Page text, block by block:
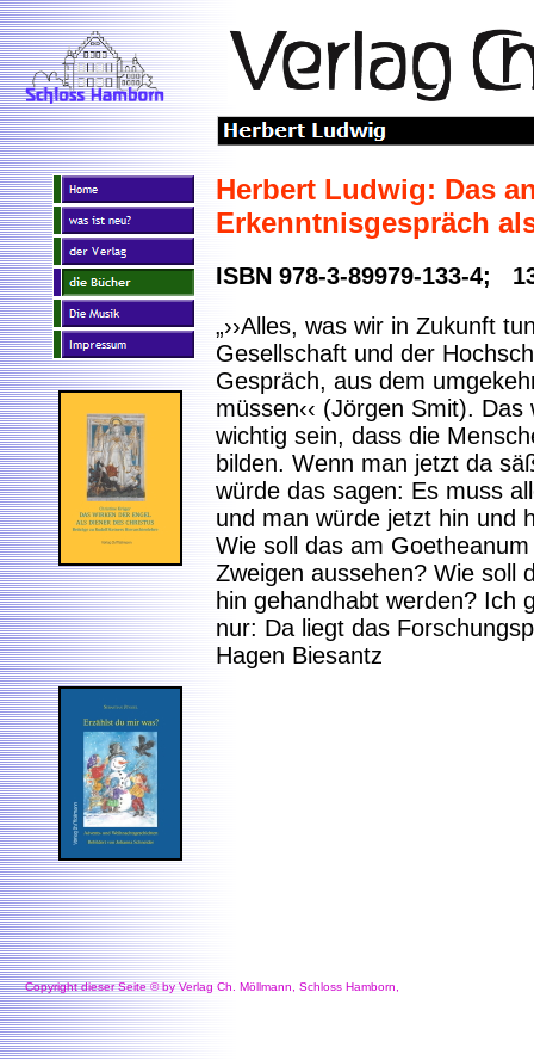
Herbert Ludwig: Das
Erkenntnisgespräch
ISBN 978-3-89979-133-4;
„››Alles, was wir in Zukunft
Gesellschaft und der
Gespräch, aus dem
müssen‹‹ (Jörgen Smit).
wichtig sein, dass die
bilden. Wenn man jetzt da
würde das sagen: Es muss
und man würde jetzt hin und
Wie soll das am
Zweigen aussehen? Wie soll
hin gehandhabt werden? Ich
nur: Da liegt das
Hagen Biesantz
Copyright dieser Seite © by Verlag Ch. Möllmann, Schloss Hamborn,